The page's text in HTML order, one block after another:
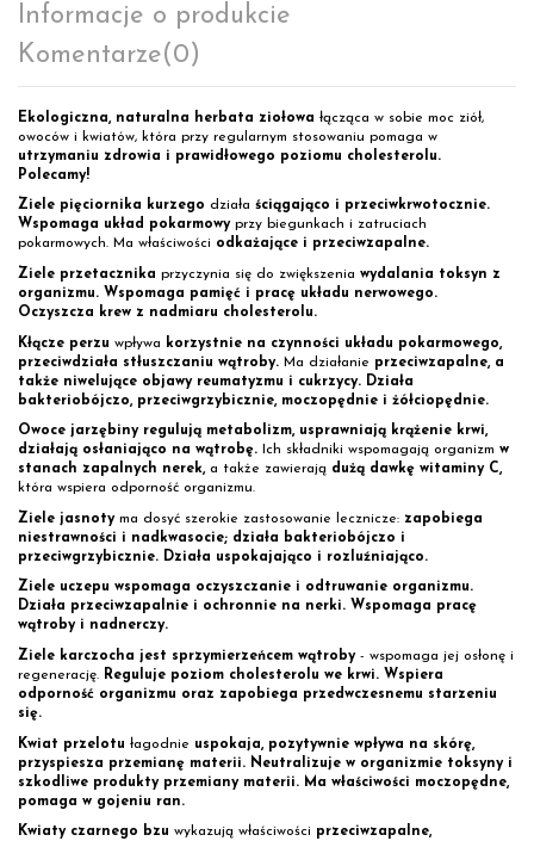
Informacje o produkcie
Komentarze(0)
Ekologiczna, naturalna herbata ziołowa łącząca w sobie moc ziół,
owoców i kwiatów, która przy regularnym stosowaniu pomaga w
utrzymaniu zdrowia i prawidłowego poziomu cholesterolu.
Polecamy!
Ziele pięciornika kurzego działa ściągająco i przeciwkrwotocznie.
Wspomaga układ pokarmowyprzy biegunkach i zatruciach
pokarmowych. Ma właściwości odkażające i przeciwzapalne.
Ziele przetacznika przyczynia się do zwiększenia wydalania toksyn z
organizmu. Wspomaga pamięć i pracę układu nerwowego.
Oczyszcza krew z nadmiaru cholesterolu.
Kłącze perzu wpływa korzystnie na czynności układu pokarmowego,
przeciwdziała stłuszczaniu wątroby. Ma działanie przeciwzapalne, a
także niwelujące objawy reumatyzmu i cukrzycy. Działa
bakteriobójczo, przeciwgrzybicznie, moczopędnie i żółciopędnie.
Owoce jarzębiny regulują metabolizm, usprawniają krążenie krwi,
działają osłaniająco na wątrobę. Ich składniki wspomagają organizm w
stanach zapalnych nerek, a także zawierają dużą dawkę witaminy C,
która wspiera odporność organizmu.
Ziele jasnoty ma dosyć szerokie zastosowanie lecznicze: zapobiega
niestrawności i nadkwasocie; działa bakteriobójczo i
przeciwgrzybicznie. Działa uspokajająco i rozluźniająco.
Ziele uczepu wspomaga oczyszczanie i odtruwanie organizmu.
Działa przeciwzapalnie i ochronnie na nerki. Wspomaga pracę
wątroby i nadnerczy.
Ziele karczocha jest sprzymierzeńcem wątroby- wspomaga jej osłonę i
regenerację. Reguluje poziom cholesterolu we krwi. Wspiera
odporność organizmu oraz zapobiega przedwczesnemu starzeniu
się.
Kwiat przelotu łagodnie uspokaja, pozytywnie wpływa na skórę,
przyspiesza przemianę materii. Neutralizuje w organizmie toksyny i
szkodliwe produkty przemiany materii. Ma właściwości moczopędne,
pomaga w gojeniu ran.
Kwiaty czarnego bzu wykazują właściwości przeciwzapalne,